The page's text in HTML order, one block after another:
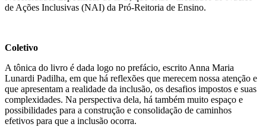
de Ações Inclusivas (NAI) da Pró-Reitoria de Ensino.
Coletivo
A tônica do livro é dada logo no prefácio, escrito Anna Maria
Lunardi Padilha, em que há reflexões que merecem nossa atenção e
que apresentam a realidade da inclusão, os desafios impostos e suas
complexidades. Na perspectiva dela, há também muito espaço e
possibilidades para a construção e consolidação de caminhos
efetivos para que a inclusão ocorra.